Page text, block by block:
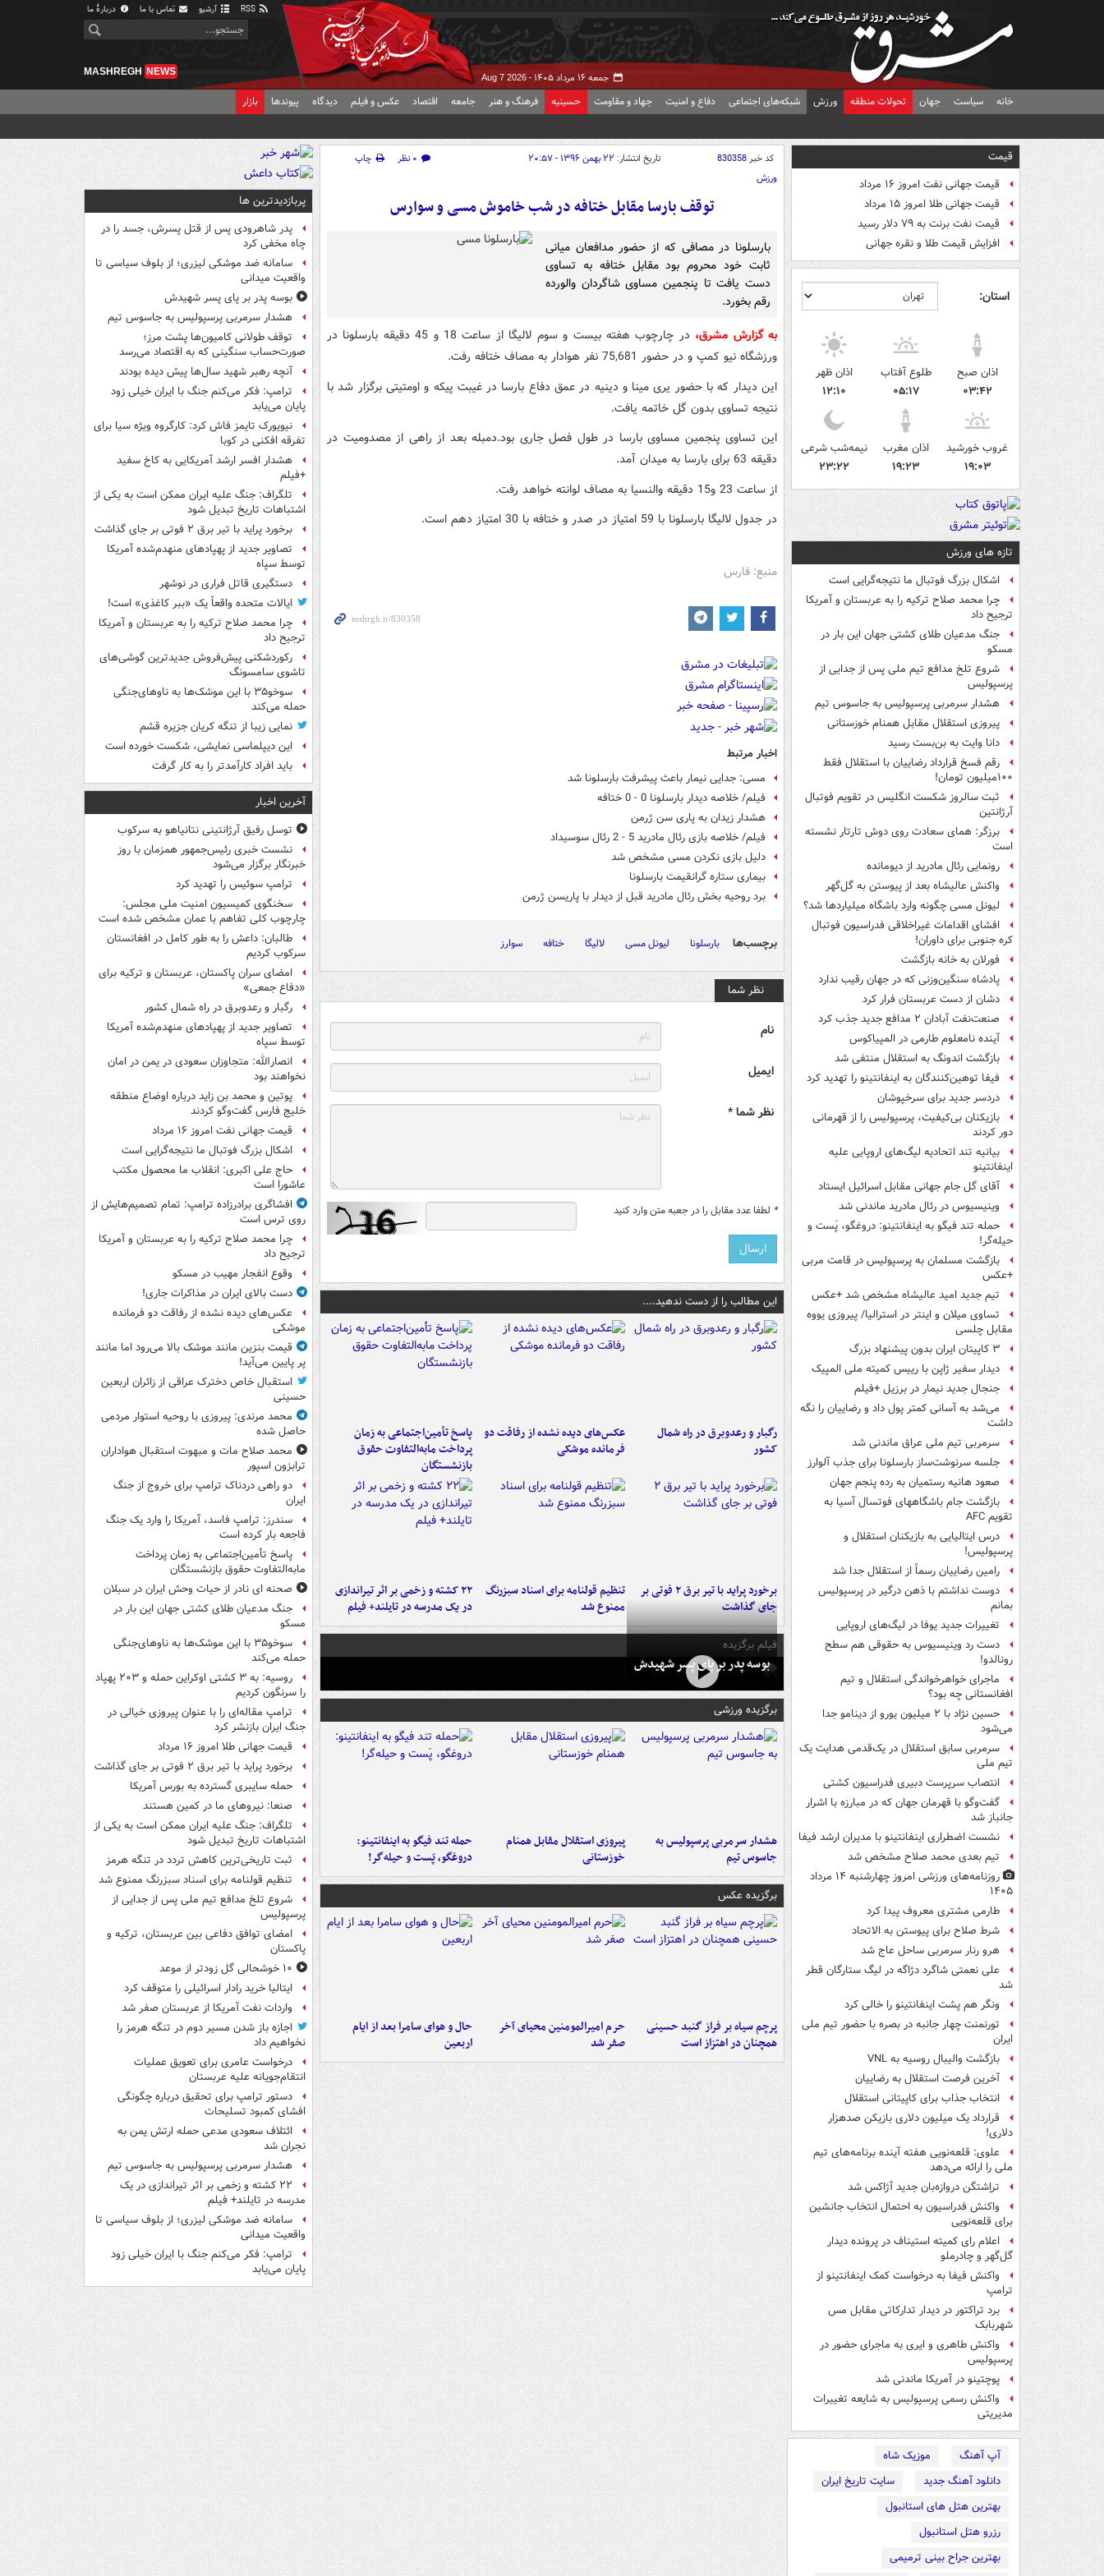
آرشیو تماس با ما دربارهٔ ما
جمعه ۱۶ مرداد ۱۴۰۵ - Aug 7 2026
MASHREGH NEWS
خانه سیاست جهان تحولات منطقه ورزش شبکه‌های اجتماعی دفاع و امنیت جهاد و مقاومت حسینیه فرهنگ و هنر جامعه اقتصاد عکس و فیلم دیدگاه پیوندها بازار
قیمت
قیمت جهانی نفت امروز ۱۶ مرداد
قیمت جهانی طلا امروز ۱۵ مرداد
قیمت نفت برنت به ۷۹ دلار رسید
افزایش قیمت طلا و نقره جهانی
استان:
اذان صبح
۰۳:۴۲
طلوع آفتاب
۰۵:۱۷
اذان ظهر
۱۲:۱۰
غروب خورشید
۱۹:۰۳
اذان مغرب
۱۹:۲۳
نیمه‌شب شرعی
۲۳:۲۲
تازه های ورزش
اشکال بزرگ فوتبال ما نتیجه‌گرایی است
چرا محمد صلاح ترکیه را به عربستان و آمریکا
ترجیح داد
جنگ مدعیان طلای کشتی جهان این بار در
مسکو
شروع تلخ مدافع تیم ملی پس از جدایی از
پرسپولیس
هشدار سرمربی پرسپولیس به جاسوس تیم
پیروزی استقلال مقابل همنام خوزستانی
دانا وایت به بن‌بست رسید
رقم فسخ قرارداد رضاییان با استقلال فقط
۱۰۰میلیون تومان!
ثبت سالروز شکست انگلیس در تقویم فوتبال
آرژانتین
برزگر: همای سعادت روی دوش تارتار نشسته
است
رونمایی رئال مادرید از دیومانده
واکنش عالیشاه بعد از پیوستن به گل‌گهر
لیونل مسی چگونه وارد باشگاه میلیاردها شد؟
افشای اقدامات غیراخلاقی فدراسیون فوتبال
کره جنوبی برای داوران!
فورلان به خانه بازگشت
پادشاه سنگین‌وزنی که در جهان رقیب ندارد
دشان از دست عربستان فرار کرد
صنعت‌نفت آبادان ۲ مدافع جدید جذب کرد
آینده نامعلوم طارمی در المپیاکوس
بازگشت اندونگ به استقلال منتفی شد
فیفا توهین‌کنندگان به اینفانتینو را تهدید کرد
دردسر جدید برای سرخپوشان
بازیکنان بی‌کیفیت، پرسپولیس را از قهرمانی
دور کردند
بیانیه تند اتحادیه لیگ‌های اروپایی علیه
اینفانتینو
آقای گل جام جهانی مقابل اسرائیل ایستاد
وینیسیوس در رئال مادرید ماندنی شد
حمله تند فیگو به اینفانتینو: دروغگو، پَست‌ و
حیله‌گر!
بازگشت مسلمان به پرسپولیس در قامت مربی
+عکس
تیم جدید امید عالیشاه مشخص شد +عکس
تساوی میلان و اینتر در استرالیا/ پیروزی یووه
مقابل چلسی
۳ کاپیتان ایران بدون پیشنهاد بزرگ
دیدار سفیر ژاپن با رییس کمیته ملی المپیک
جنجال جدید نیمار در برزیل +فیلم
می‌شد به آسانی کمتر پول داد و رضاییان را نگه
داشت
سرمربی تیم ملی عراق ماندنی شد
جلسه سرنوشت‌ساز بارسلونا برای جذب آلوارز
صعود هانیه رستمیان به رده پنجم جهان
بازگشت جام باشگاههای فوتسال آسیا به
تقویم AFC
درس ایتالیایی‌ به بازیکنان استقلال و
پرسپولیس!
رامین رضاییان رسماً از استقلال جدا شد
دوست نداشتم با ذهن درگیر در پرسپولیس
بمانم
تغییرات جدید یوفا در لیگ‌های اروپایی
دست رد وینیسیوس به حقوقی هم سطح
رونالدو!
ماجرای خواهرخواندگی استقلال و تیم
افغانستانی چه بود؟
حسین نژاد با ۲ میلیون یورو از دینامو جدا
می‌شود
سرمربی سابق استقلال در یک‌قدمی هدایت یک
تیم ملی
انتصاب سرپرست دبیری فدراسیون کشتی
گفت‌وگو با قهرمان جهان که در مبارزه با اشرار
جانباز شد
نشست اضطراری اینفانتینو با مدیران ارشد فیفا
تیم بعدی محمد صلاح مشخص شد
روزنامه‌های ورزشی امروز چهارشنبه ۱۴ مرداد
۱۴۰۵
طارمی مشتری معروف پیدا کرد
شرط صلاح برای پیوستن به الاتحاد
هرو رنار سرمربی ساحل عاج شد
علی نعمتی شاگرد دژاگه در لیگ ستارگان قطر
شد
ونگر هم پشت اینفانتینو را خالی کرد
تورنمنت چهار جانبه در بصره با حضور تیم ملی
ایران
بازگشت والیبال روسیه به VNL
آخرین فرصت استقلال به رضاییان
انتخاب جذاب برای کاپیتانی استقلال
قرارداد یک میلیون دلاری بازیکن صدهزار
دلاری!
علوی: قلعه‌نویی هفته آینده برنامه‌های تیم
ملی را ارائه می‌دهد
تراِشتگن دروازه‌بان جدید آژاکس شد
واکنش فدراسیون به احتمال انتخاب جانشین
برای قلعه‌نویی
اعلام رای کمیته استیناف در پرونده دیدار
گل‌گهر و چادرملو
واکنش فیفا به درخواست کمک اینفانتینو از
ترامپ
برد تراکتور در دیدار تدارکاتی مقابل مس
شهربابک
واکنش طاهری و ایری به ماجرای حضور در
پرسپولیس
پوچتینو در آمریکا ماندنی شد
واکنش رسمی پرسپولیس به شایعه تغییرات
مدیریتی
آپ آهنگ
موزیک شاه
دانلود آهنگ جدید
سایت تاریخ ایران
بهترین هتل های استانبول
رزرو هتل استانبول
بهترین جراح بینی ترمیمی
کد خبر830358 تاریخ انتشار: ۲۲ بهمن ۱۳۹۶ - ۲۰:۵۷ ۰ نظر
چاپ
ورزش
توقف بارسا مقابل ختافه در شب خاموش مسی و سوارس
بارسلونا در مصافی که از حضور مدافعان میانی
ثابت خود محروم بود مقابل ختافه به تساوی
دست یافت تا پنجمین مساوی شاگردان والورده
رقم بخورد.
به گزارش مشرق،
در چارچوب هفته بیست و سوم لالیگا از ساعت 18 و 45 دقیقه بارسلونا در
ورزشگاه نیو کمپ و در حضور 75,681 نفر هوادار به مصاف ختافه رفت.
این دیدار که با حضور یری مینا و دینیه در عمق دفاع بارسا در غیبت پیکه و اومتیتی برگزار شد با
نتیجه تساوی بدون گل خاتمه یافت.
این تساوی پنجمین مساوی بارسا در طول فصل جاری بود.دمبله بعد از راهی از مصدومیت در
دقیقه 63 برای بارسا به میدان آمد.
از ساعت 23 و15 دقیقه والنسیا به مصاف لوانته خواهد رفت.
در جدول لالیگا بارسلونا با 59 امتیاز در صدر و ختافه با 30 امتیاز دهم است.
منبع: فارس
اخبار مرتبط
مسی: جدایی نیمار باعث پیشرفت بارسلونا شد
فیلم/ خلاصه دیدار بارسلونا 0 - 0 ختافه
هشدار زیدان به پاری سن ژرمن
فیلم/ خلاصه بازی رئال مادرید 5 - 2 رئال سوسیداد
دلیل بازی نکردن مسی مشخص شد
بیماری ستاره گرانقیمت بارسلونا
برد روحیه بخش رئال مادرید قبل از دیدار با پاریسن ژرمن
برچسب‌ها بارسلونا لیونل مسی لالیگا ختافه سوارز
نظر شما
نام
ایمیل
نظر شما *
* لطفا عدد مقابل را در جعبه متن وارد کنید
این مطالب را از دست ندهید....
رگبار و رعدوبرق در راه شمال
کشور
عکس‌های دیده نشده از رفاقت دو
فرمانده‌ موشکی
پاسخ تأمین‌اجتماعی به زمان
پرداخت مابه‌التفاوت حقوق
بازنشستگان
برخورد پراید با تیر برق ۲ فوتی بر
جای گذاشت
تنظیم قولنامه برای اسناد سبزرنگ
ممنوع شد
۲۲ کشته و زخمی بر اثر تیراندازی
در یک مدرسه در تایلند+ فیلم
فیلم برگزیده
بوسه‌ پدر بر پای پسر شهیدش
برگزیده ورزشی
هشدار سرمربی پرسپولیس به
جاسوس تیم
پیروزی استقلال مقابل همنام
خوزستانی
حمله تند فیگو به اینفانتینو:
دروغگو، پَست‌ و حیله‌گر!
برگزیده عکس
پرچم سیاه بر فراز گنبد حسینی
همچنان در اهتزاز است
حرم امیرالمومنین محیای آخر
صفر شد
حال و هوای سامرا بعد از ایام
اربعین
پربازدیدترین ها
پدر شاهرودی پس از قتل پسرش، جسد را در
چاه مخفی کرد
سامانه ضد موشکی لیزری؛ از بلوف سیاسی تا
واقعیت میدانی
بوسه‌ پدر بر پای پسر شهیدش
هشدار سرمربی پرسپولیس به جاسوس تیم
توقف طولانی کامیون‌ها پشت مرز؛
صورت‌حساب سنگینی که به اقتصاد می‌رسد
آنچه رهبر شهید سال‌ها پیش دیده بودند
ترامپ: فکر می‌کنم جنگ با ایران خیلی زود
پایان می‌یابد
نیویورک تایمز فاش کرد: کارگروه ویژه سیا برای
تفرقه افکنی در کوبا
هشدار افسر ارشد آمریکایی به کاخ سفید
+فیلم
تلگراف: جنگ علیه ایران ممکن است به یکی از
اشتباهات تاریخ تبدیل شود
برخورد پراید با تیر برق ۲ فوتی بر جای گذاشت
تصاویر جدید از پهپادهای منهدم‌شده آمریکا
توسط سپاه
دستگیری قاتل فراری در نوشهر
ایالات متحده واقعاً یک «ببر کاغذی» است!
چرا محمد صلاح ترکیه را به عربستان و آمریکا
ترجیح داد
رکوردشکنی پیش‌فروش جدیدترین گوشی‌های
تاشوی سامسونگ
سوخو۳۵ با این موشک‌ها به ناوهای‌جنگی
حمله می‌کند
نمایی زیبا از تنگه کریان جزیره قشم
این دیپلماسی نمایشی، شکست خورده است
باید افراد کارآمدتر را به کار گرفت
آخرین اخبار
توسل رفیق آرژانتینی نتانیاهو به سرکوب
نشست خبری رئیس‌جمهور همزمان با روز
خبرنگار برگزار می‌شود
ترامپ سوئیس را تهدید کرد
سخنگوی کمیسیون امنیت ملی مجلس:
چارچوب کلی تفاهم با عمان مشخص شده است
طالبان: داعش را به طور کامل در افغانستان
سرکوب کردیم
امضای سران پاکستان، عربستان و ترکیه برای
«دفاع جمعی»
رگبار و رعدوبرق در راه شمال کشور
تصاویر جدید از پهپادهای منهدم‌شده آمریکا
توسط سپاه
انصارالله: متجاوزان سعودی در یمن در امان
نخواهند بود
پوتین و محمد بن زاید درباره اوضاع منطقه
خلیج فارس گفت‌وگو کردند
قیمت جهانی نفت امروز ۱۶ مرداد
اشکال بزرگ فوتبال ما نتیجه‌گرایی است
حاج علی اکبری: انقلاب ما محصول مکتب
عاشورا است
افشاگری برادرزاده ترامپ: تمام تصمیم‌هایش از
روی ترس است
چرا محمد صلاح ترکیه را به عربستان و آمریکا
ترجیح داد
وقوع انفجار مهیب در مسکو
دست بالای ایران در مذاکرات جاری!
عکس‌های دیده نشده از رفاقت دو فرمانده‌
موشکی
قیمت بنزین مانند موشک بالا می‌رود اما مانند
پر پایین می‌آید!
استقبال خاص دخترک عراقی از زائران اربعین
حسینی
محمد مرندی: پیروزی با روحیه استوار مردمی
حاصل شده
محمد صلاح مات و مبهوت استقبال هواداران
ترابزون اسپور
دو راهی دردناک ترامپ برای خروج از جنگ
ایران
سندرز: ترامپ فاسد، آمریکا را وارد یک جنگ
فاجعه بار کرده است
پاسخ تأمین‌اجتماعی به زمان پرداخت
مابه‌التفاوت حقوق بازنشستگان
صحنه ای نادر از حیات وحش ایران در سبلان
جنگ مدعیان طلای کشتی جهان این بار در
مسکو
سوخو۳۵ با این موشک‌ها به ناوهای‌جنگی
حمله می‌کند
روسیه: به ۳ کشتی اوکراین حمله و ۲۰۳ پهپاد
را سرنگون کردیم
ترامپ مقاله‌ای را با عنوان پیروزی خیالی در
جنگ ایران بازنشر کرد
قیمت جهانی طلا امروز ۱۶ مرداد
برخورد پراید با تیر برق ۲ فوتی بر جای گذاشت
حمله سایبری گسترده به بورس آمریکا
صنعا: نیروهای ما در کمین‌ هستند
تلگراف: جنگ علیه ایران ممکن است به یکی از
اشتباهات تاریخ تبدیل شود
ثبت تاریخی‌ترین کاهش تردد در تنگه هرمز
تنظیم قولنامه برای اسناد سبزرنگ ممنوع شد
شروع تلخ مدافع تیم ملی پس از جدایی از
پرسپولیس
امضای توافق دفاعی بین عربستان، ترکیه و
پاکستان
۱۰ خوشحالی گل زودتر از موعد
ایتالیا خرید رادار اسرائیلی را متوقف کرد
واردات نفت آمریکا از عربستان صفر شد
اجازه باز شدن مسیر دوم در تنگه هرمز را
نخواهیم داد
درخواست عامری برای تعویق عملیات
انتقام‌جویانه علیه عربستان
دستور ترامپ برای تحقیق درباره چگونگی
افشای کمبود تسلیحات
ائتلاف سعودی مدعی حمله ارتش یمن به
نجران شد
هشدار سرمربی پرسپولیس به جاسوس تیم
۲۲ کشته و زخمی بر اثر تیراندازی در یک
مدرسه در تایلند+ فیلم
سامانه ضد موشکی لیزری؛ از بلوف سیاسی تا
واقعیت میدانی
ترامپ: فکر می‌کنم جنگ با ایران خیلی زود
پایان می‌یابد